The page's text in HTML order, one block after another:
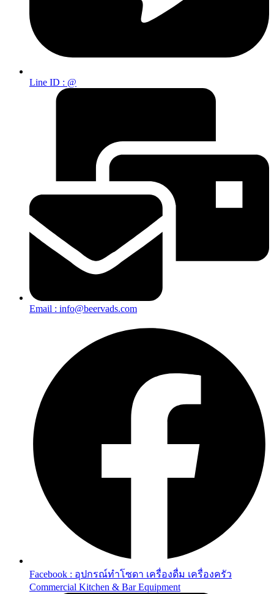
Line ID : @
Email : info@beervads.com
Facebook : อุปกรณ์ทำโซดา เครื่องดื่ม เครื่องครัว
Commercial Kitchen & Bar Equipment